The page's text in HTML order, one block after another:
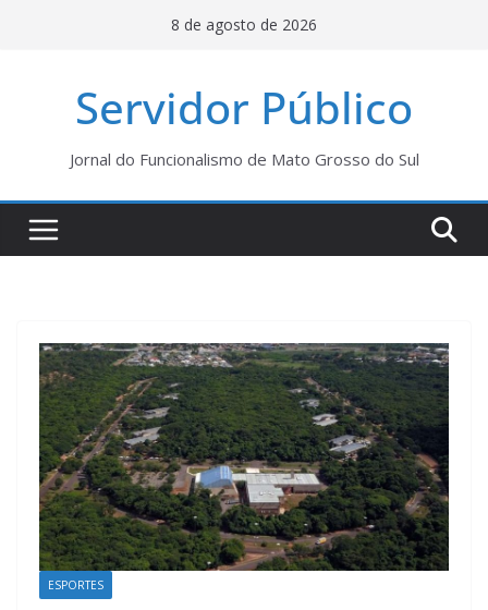
8 de agosto de 2026
Servidor Público
Jornal do Funcionalismo de Mato Grosso do Sul
ESPORTES